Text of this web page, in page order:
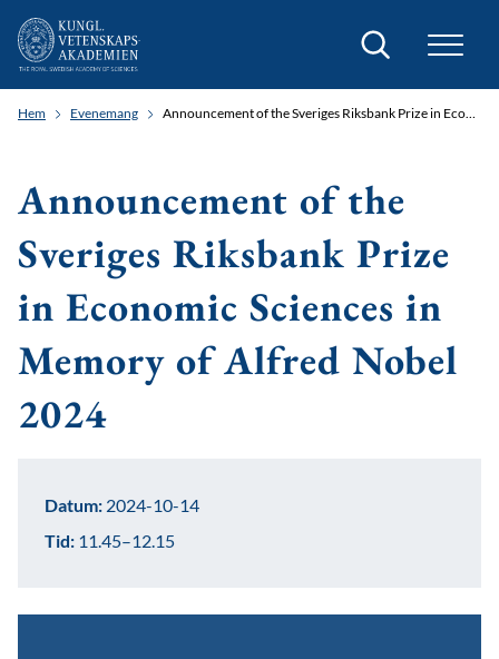
Sök
Hem Evenemang Announcement of the Sveriges Riksbank Prize in Economic Sciences in Memory of Alfred Nobel 2024
Announcement of the
Sveriges Riksbank Prize
in Economic Sciences in
Memory of Alfred Nobel
2024
Datum: 2024-10-14
Tid: 11.45–12.15